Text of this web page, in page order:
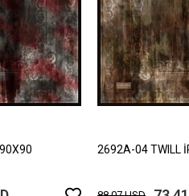
2692A-04 TWILL